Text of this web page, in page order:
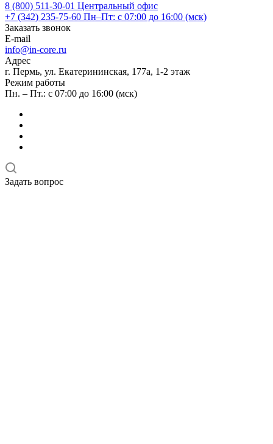
8 (800) 511-30-01 Центральный офис
+7 (342) 235-75-60 Пн–Пт: с 07:00 до 16:00 (мск)
Заказать звонок
E-mail
info@in-core.ru
Адрес
г. Пермь, ул. ​Екатерининская, 177а, ​1-2 этаж
Режим работы
Пн. – Пт.: с 07:00 до 16:00 (мск)
Задать вопрос